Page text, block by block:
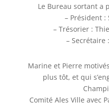
Le Bureau sortant a
– Président :
– Trésorier :
– Secrétaire
Marine et Pierre
plus tôt, et qui
Comité Ales Ville avec